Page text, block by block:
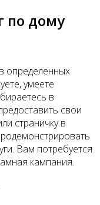
по дому
определенных
умеете
в
свои
страничку в
Вам потребуется
кампания.